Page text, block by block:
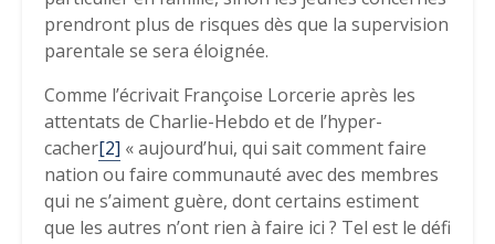
prendront plus de risques dès que la supervision
parentale se sera éloignée.
Comme l’écrivait Françoise Lorcerie après les
attentats de Charlie-Hebdo et de l’hyper-
cacher[2] « aujourd’hui, qui sait comment faire
nation ou faire communauté avec des membres
qui ne s’aiment guère, dont certains estiment
que les autres n’ont rien à faire ici ? Tel est le défi